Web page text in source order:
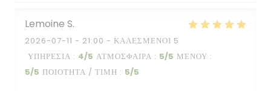
Lemoine S
2026-07-11 - 21:00 - ΚΑΛΕΣΜΈΝΟΙ 5
ΥΠΗΡΕΣΊΑ : 4/5 ΑΤΜΌΣΦΑΙΡΑ : 5/5 ΜΕΝΟΎ :
5/5 ΠΟΙΌΤΗΤΑ / ΤΙΜΉ : 5/5